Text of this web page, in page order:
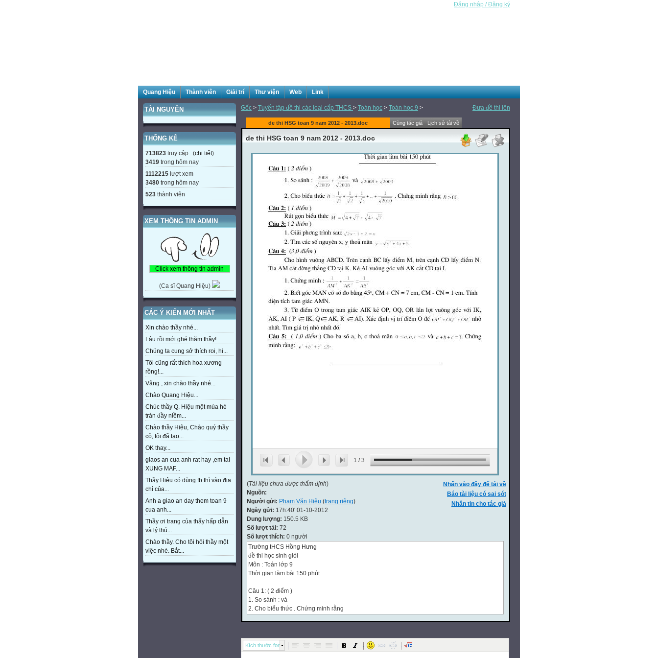
Đăng nhập / Đăng ký
Quang Hiệu Thành viên Giải trí Thư viện Web Link
TÀI NGUYÊN
THỐNG KÊ
713823 truy cập (chi tiết)
3419 trong hôm nay
1112215 lượt xem
3480 trong hôm nay
523 thành viên
XEM THÔNG TIN ADMIN
(Ca sĩ Quang Hiệu)
CÁC Ý KIẾN MỚI NHẤT
Xin chào thầy nhé...
Lâu rồi mới ghé thăm thầy!...
Chúng ta cung sở thích roi, hi...
Tôi cũng rất thích hoa xương
rồng!...
Vâng , xin chào thầy nhé...
Chào Quang Hiệu...
Chúc thầy Q. Hiệu một mùa hè
tràn đầy niềm...
Chào thầy Hiệu, Chào quý thầy
cô, tôi đã tạo...
OK thay...
giaos an cua anh rat hay ,em taI
XUNG MAF...
Thầy Hiệu có dùng fb thì vào địa
chỉ của...
Anh a giao an day them toan 9
cua anh...
Thầy ơi trang của thấy hấp dẫn
và lý thú...
Chào thầy. Cho tôi hỏi thầy một
việc nhé. Bắt...
Đưa đề thi lên
Gốc > Tuyển tập đề thi các loại cấp THCS > Toán học > Toán học 9 >
de thi HSG toan 9 nam 2012 - 2013.doc Cùng tác giả Lịch sử tải về
de thi HSG toan 9 nam 2012 - 2013.doc
1 /3
Nhấn vào đây để tải về
Báo tài liệu có sai sót
Nhắn tin cho tác giả
(Tài liệu chưa được thẩm định)
Nguồn:
Người gửi: Phạm Văn Hiệu (trang riêng)
Ngày gửi: 17h:40' 01-10-2012
Dung lượng: 150.5 KB
Số lượt tải: 72
Số lượt thích: 0 người
Trường tHCS Hồng Hưng
đề thi học sinh giỏi
Môn : Toán lớp 9
Thời gian làm bài 150 phút
Câu 1: ( 2 điểm )
1. So sánh : và
2. Cho biểu thức . Chứng minh rằng
1. Giải phương trình sau
2. Tìm các số nguyên x, y thoả mãn
Kích thước font